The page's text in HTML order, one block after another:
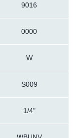
9016
0000
W
S009
1/4"